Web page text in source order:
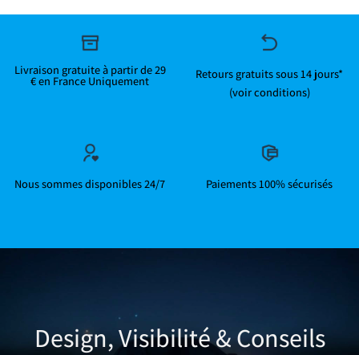
Livraison gratuite à partir de 29
€ en France Uniquement
Retours gratuits sous 14 jours*
(voir conditions)
Nous sommes disponibles 24/7 Paiements 100% sécurisés
Design, Visibilité & Conseils